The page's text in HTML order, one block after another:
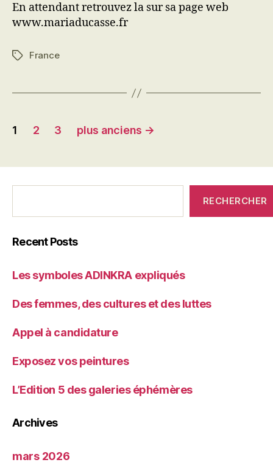
En attendant retrouvez la sur sa page web
www.mariaducasse.fr
Étiquettes
France
Pagination
publications
1 2 3 plus anciens →
avant?
RECHERCHER
Recent Posts
Les symboles ADINKRA expliqués
Des femmes, des cultures et des luttes
Appel à candidature
Exposez vos peintures
L’Edition 5 des galeries éphémères
Archives
mars 2026